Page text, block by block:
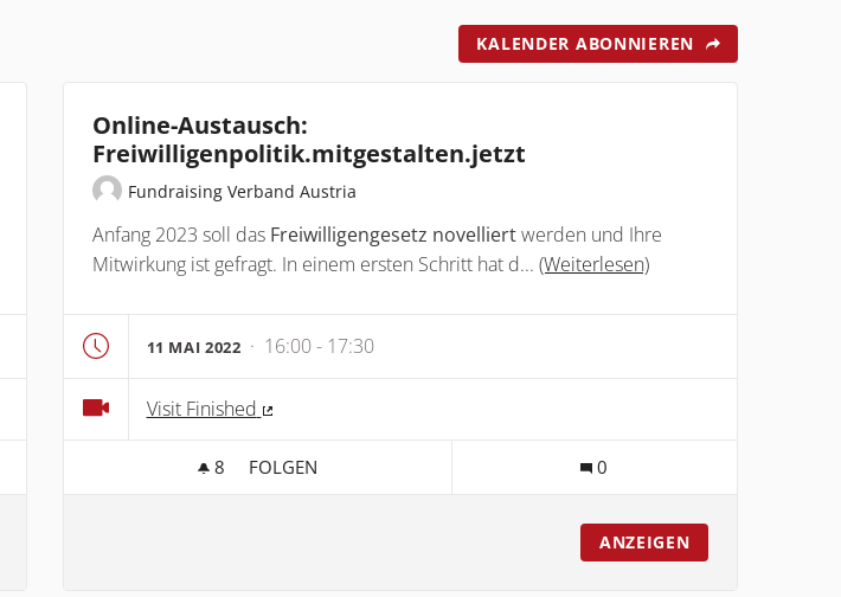
KALENDER ABONNIEREN
Online-Austausch:
Freiwilligenpolitik.mitgestalten.jetzt
Fundraising Verband Austria
Anfang 2023 soll das Freiwilligengesetz novelliertwerden und Ihre
Mitwirkung ist gefragt. In einem ersten Schritt hat d... (Weiterlesen)
11 MAI 2022 · 16:00 - 17:30
Visit Finished
8 8 FOLLOWER
FOLGEN 0
ANZEIGEN